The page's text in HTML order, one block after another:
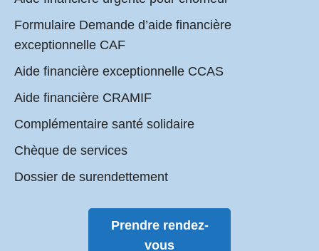
Formulaire Demande d’aide financière
exceptionnelle CAF
Aide financière exceptionnelle CCAS
Aide financière CRAMIF
Complémentaire santé solidaire
Chèque de services
Dossier de surendettement
Prendre rendez-
vous